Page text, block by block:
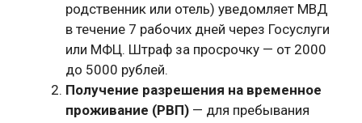
родственник или отель) уведомляет МВД
в течение 7 рабочих дней через Госуслуги
или МФЦ. Штраф за просрочку — от 2000
до 5000 рублей.
Получение разрешения на временное
проживание (РВП) — для пребывания